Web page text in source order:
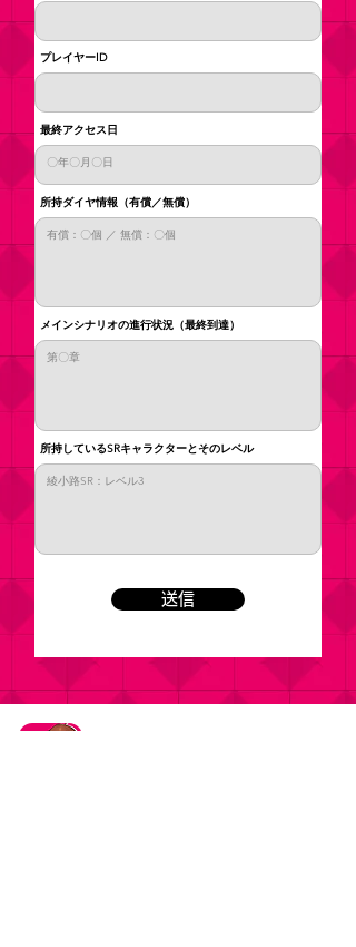
プレイヤーID
最終アクセス日
所持ダイヤ情報（有償／無償）
メインシナリオの進行状況（最終到達）
所持しているSRキャラクターとそのレベル
送信